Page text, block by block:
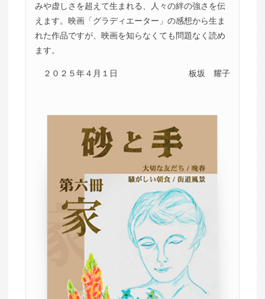
みや虚しさを超えて生まれる、人々の絆の強さを伝
えます。映画「グラディエーター」の感想から生ま
れた作品ですが、映画を知らなくても問題なく読め
ます。
２０２５年４月１日 板坂 耀子